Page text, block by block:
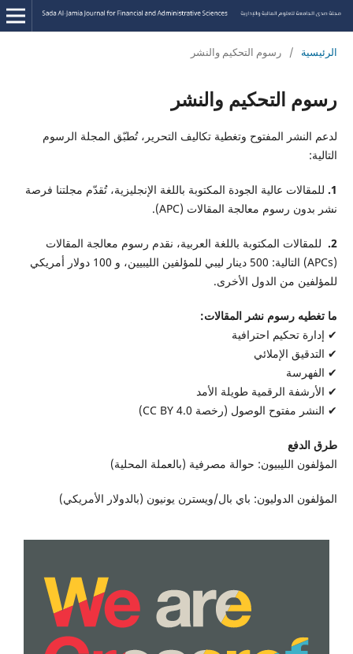
الرئيسية / رسوم التحكيم والنشر
رسوم التحكيم والنشر
لدعم النشر المفتوح وتغطية تكاليف التحرير، تُطبّق المجلة الرسوم
التالية:
1. للمقالات عالية الجودة المكتوبة باللغة الإنجليزية، تُقدّم مجلتنا فرصة
نشر بدون رسوم معالجة المقالات (APC).
2.
للمقالات المكتوبة باللغة العربية، نقدم رسوم معالجة المقالات
(APCs) التالية: 500 دينار ليبي للمؤلفين الليبيين، و 100 دولار أمريكي
للمؤلفين من الدول الأخرى.
ما تغطيه رسوم نشر المقالات:
✔ إدارة تحكيم احترافية
✔ التدقيق الإملائي
✔ الفهرسة
✔ الأرشفة الرقمية طويلة الأمد
✔ النشر مفتوح الوصول (رخصة CC BY 4.0)
طرق الدفع
المؤلفون الليبيون: حوالة مصرفية (بالعملة المحلية)
المؤلفون الدوليون: باي بال/ويسترن يونيون (بالدولار الأمريكي)